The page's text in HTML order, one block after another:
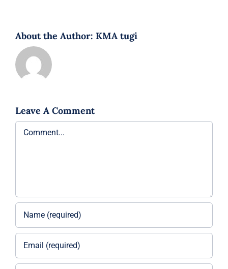
About the Author: KMA tugi
Leave A Comment
Comment